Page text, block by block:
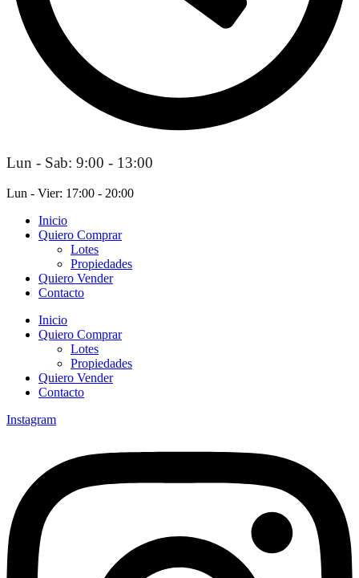
Lun - Sab: 9:00 - 13:00
Lun - Vier: 17:00 - 20:00
Inicio
Quiero Comprar
Lotes
Propiedades
Quiero Vender
Contacto
Inicio
Quiero Comprar
Lotes
Propiedades
Quiero Vender
Contacto
Instagram